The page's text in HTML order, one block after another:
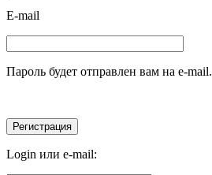
E-mail
Пароль будет отправлен вам на e-mail.
Login или e-mail: